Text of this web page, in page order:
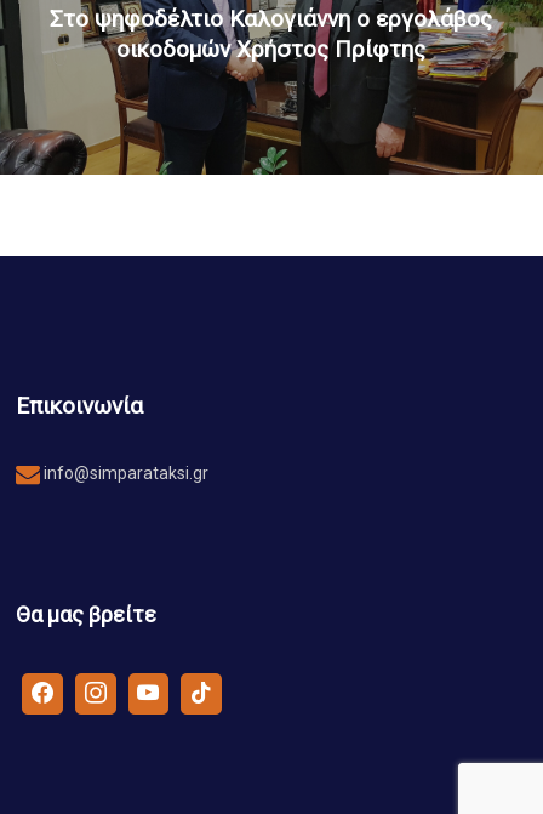
Στο ψηφοδέλτιο Καλογιάννη ο εργολάβος
οικοδομών Χρήστος Πρίφτης
Επικοινωνία
info@simparataksi.gr
Θα μας βρείτε